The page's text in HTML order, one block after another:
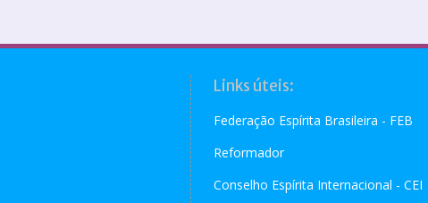
Links úteis:
Federação Espírita Brasileira - FEB
Reformador
Conselho Espírita Internacional - CEI